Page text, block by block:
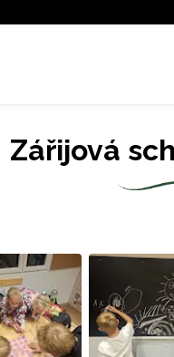
Zářijová